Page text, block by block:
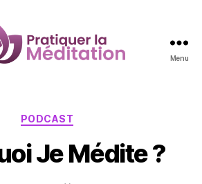
Menu
Catégories
PODCAST
Je Médite ?